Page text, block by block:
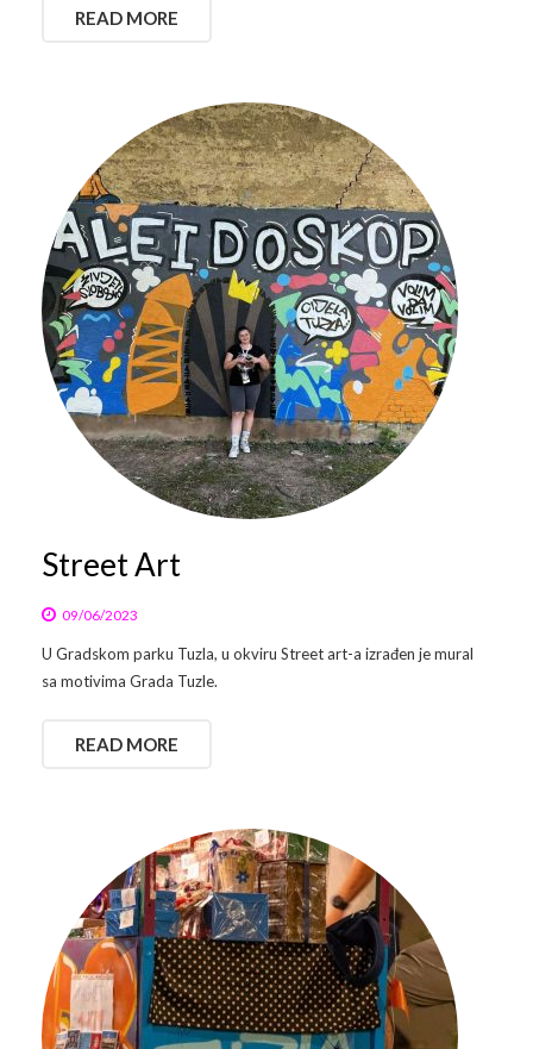
READ MORE
Street Art
09/06/2023
U Gradskom parku Tuzla, u okviru Street art-a izrađen je mural
sa motivima Grada Tuzle.
READ MORE